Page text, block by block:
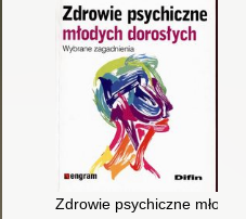
Zdrowie psychiczne